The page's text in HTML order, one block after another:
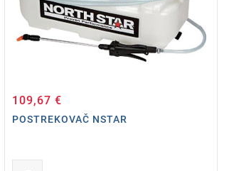
109,67 €
POSTREKOVAČ NSTAR